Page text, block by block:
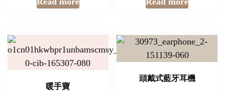
暖手寶
頭戴式藍牙耳機